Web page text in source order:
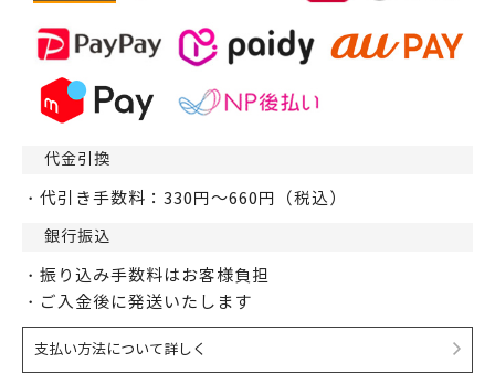
代金引換
・代引き手数料：330円～660円（税込）
銀行振込
・振り込み手数料はお客様負担
・ご入金後に発送いたします
支払い方法について詳しく